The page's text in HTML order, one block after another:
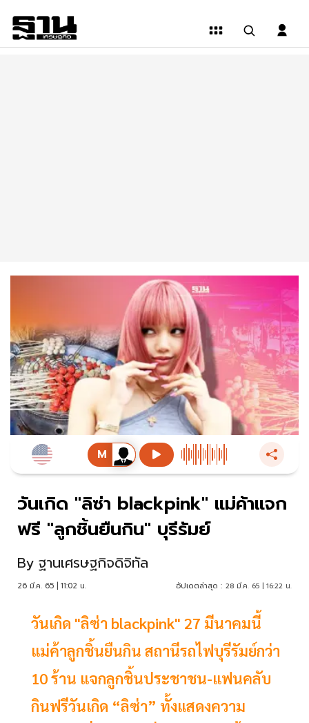
วันเกิด "ลิซ่า blackpink" แม่ค้าแจก
ฟรี "ลูกชิ้นยืนกิน" บุรีรัมย์
By ฐานเศรษฐกิจดิจิทัล
26 มี.ค. 65 | 11:02 น. อัปเดตล่าสุด : 28 มี.ค. 65 | 16:22 น.
วันเกิด "ลิซ่า blackpink" 27 มีนาคมนี้
แม่ค้าลูกชิ้นยืนกิน สถานีรถไฟบุรีรัมย์กว่า
10 ร้าน แจกลูกชิ้นประชาชน-แฟนคลับ
กินฟรีวันเกิด “ลิซ่า” ทั้งแสดงความ